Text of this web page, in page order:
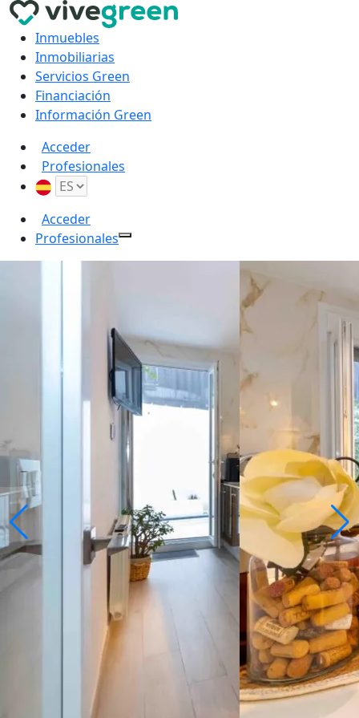
Inmuebles
Inmobiliarias
Servicios Green
Financiación
Información Green
Acceder
Profesionales
Acceder
Profesionales